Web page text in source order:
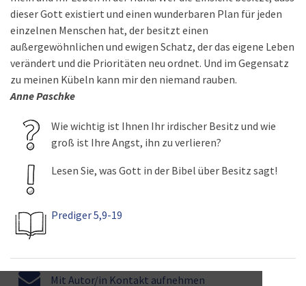
dieser Gott existiert und einen wunderbaren Plan für jeden
einzelnen Menschen hat, der besitzt einen
außergewöhnlichen und ewigen Schatz, der das eigene Leben
verändert und die Prioritäten neu ordnet. Und im Gegensatz
zu meinen Kübeln kann mir den niemand rauben.
Anne Paschke
Wie wichtig ist Ihnen Ihr irdischer Besitz und wie
groß ist Ihre Angst, ihn zu verlieren?
Lesen Sie, was Gott in der Bibel über Besitz sagt!
Prediger 5,9-19
Mit Autor/in Kontakt aufnehmen